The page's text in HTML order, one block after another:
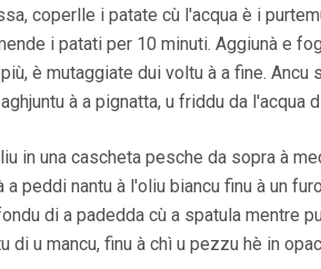
coperlle i patate cù l'acqua è i
i patati per 10 minuti. Aggiunà e
è mutaggiate dui voltu à a fine.
à a pignatta, u friddu da l'acqua
in una cascheta pesche da sopra à
peddi nantu à l'oliu biancu finu à un
di a padedda cù a spatula mentre
di u mancu, finu à chì u pezzu hè in